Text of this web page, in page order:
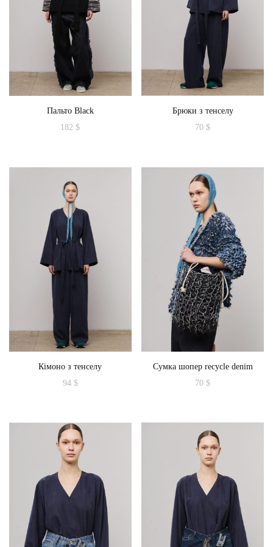
Пальто Black
182$
Брюки з тенселу
70$
має
кілька
варіантів.
Параметри
можна
вибрати
на
сторінці
товару
Кімоно з тенселу
94 $
Сумка шопер recycle denim
70$